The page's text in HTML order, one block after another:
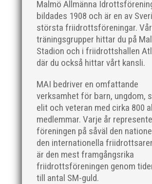
Malmö Allmänna
bildades 1908 och är en av
största friidrottsföreningar.
träningsgrupper hittar du på
Stadion och i friidrottshallen
där du också hittar vårt kansli.
MAI bedriver en omfattande
verksamhet för barn, ungdom,
elit och veteran med cirka 800
medlemmar. Varje år
föreningen på såväl den
den internationella
är den mest framgångsrika
friidrottsföreningen genom
till antal SM-guld.